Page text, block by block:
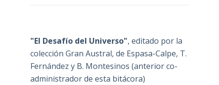
"El Desafío del Universo", editado por la
colección Gran Austral, de Espasa-Calpe, T.
Fernández y B. Montesinos (anterior co-
administrador de esta bitácora)